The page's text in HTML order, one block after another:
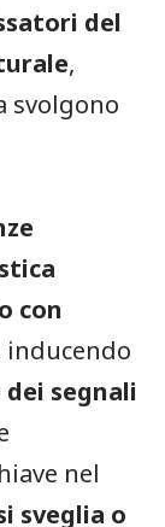
del
,
svolgono
con
inducendo
segnali
nel
sveglia o